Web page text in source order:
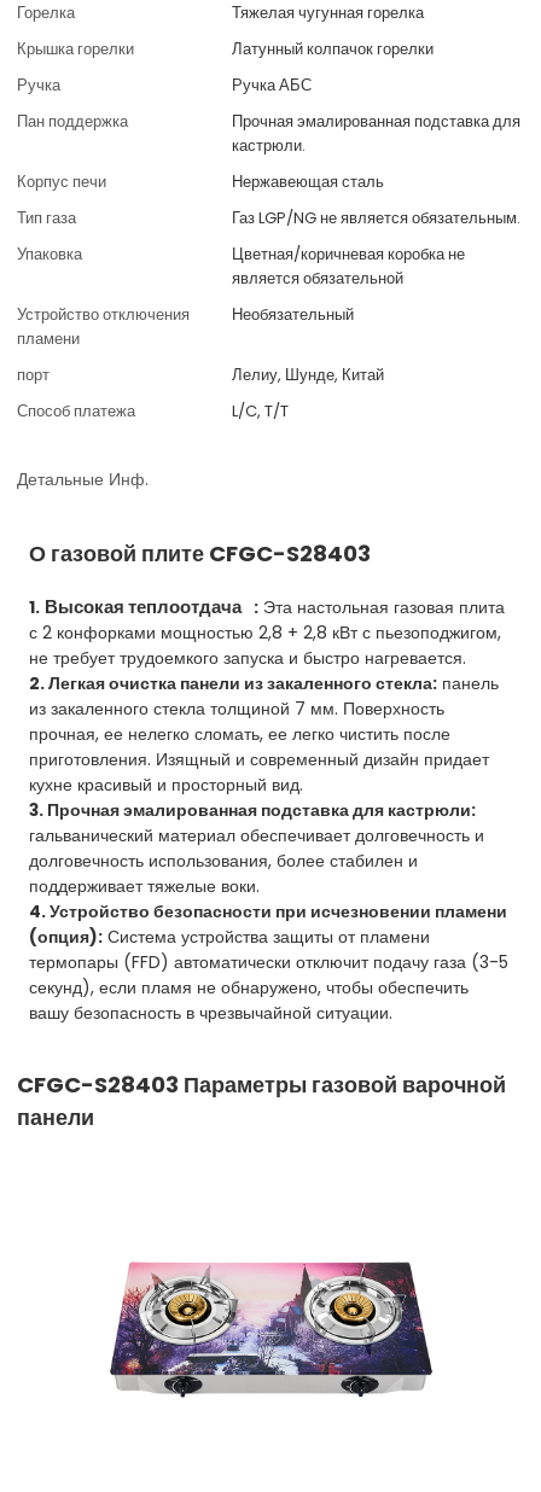
Горелка
Тяжелая чугунная горелка
Крышка горелки
Латунный колпачок горелки
Ручка
Ручка АБС
Пан поддержка
Прочная эмалированная подставка для
кастрюли.
Корпус печи
Нержавеющая сталь
Тип газа
Газ LGP/NG не является обязательным.
Упаковка
Цветная/коричневая коробка не
является обязательной
Устройство отключения
пламени
Необязательный
порт
Лелиу, Шунде, Китай
Способ платежа
L/C, T/T
Детальные Инф.
О газовой плите CFGC-S28403
1. Высокая теплоотдача : Эта настольная газовая плита
с 2 конфорками мощностью 2,8 + 2,8 кВт с пьезоподжигом,
не требует трудоемкого запуска и быстро нагревается.
2. Легкая очистка панели из закаленного стекла: панель
из закаленного стекла толщиной 7 мм. Поверхность
прочная, ее нелегко сломать, ее легко чистить после
приготовления. Изящный и современный дизайн придает
кухне красивый и просторный вид.
3. Прочная эмалированная подставка для кастрюли:
гальванический материал обеспечивает долговечность и
долговечность использования, более стабилен и
поддерживает тяжелые воки.
4. Устройство безопасности при исчезновении пламени
(опция): Система устройства защиты от пламени
термопары (FFD) автоматически отключит подачу газа (3-5
секунд), если пламя не обнаружено, чтобы обеспечить
вашу безопасность в чрезвычайной ситуации.
CFGC-S28403 Параметры газовой варочной
панели